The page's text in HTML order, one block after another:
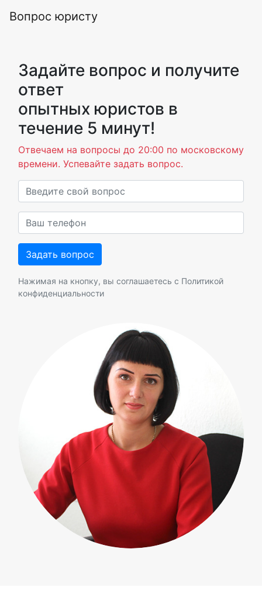
Вопрос юристу
Задайте вопрос и получите
ответ
опытных юристов в
течение 5 минут!
Отвечаем на вопросы до 20:00 по московскому
времени. Успевайте задать вопрос.
Нажимая на кнопку, вы соглашаетесь с Политикой
конфиденциальности